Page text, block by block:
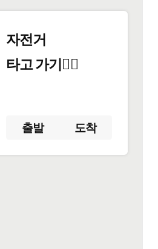
자전거
타고 가기🚴‍♀️
출발 도착